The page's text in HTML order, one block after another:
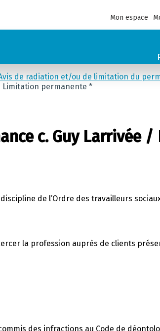
Mon espace
de radiation et/ou de limitation du
Limitation permanente *
c. Guy Larrivée
de l’Ordre des travailleurs
la profession auprès de clients
des infractions au Code de